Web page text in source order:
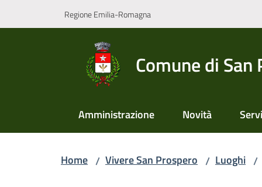
Regione Emilia-Romagna
Comune di San
Amministrazione Novità
Home / Vivere San Prospero / Luoghi /